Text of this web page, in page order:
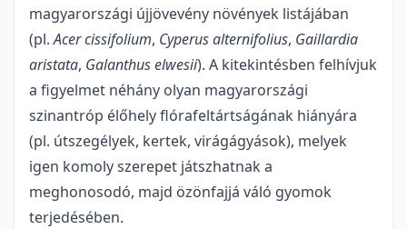
magyarországi új­jövevény növények listájában
(pl.Acer cissifolium, Cyperus alternifolius, Gaillardia
aristata, Galanthus elwesii). A kitekintésben felhívjuk
a figyelmet néhány olyan magyarországi
szinantróp élőhely flórafel­tártságának hiányára
(pl. útszegélyek, kertek, virágágyások), melyek
igen komoly szerepet játszhatnak a
meghonosodó, majd özönfajjá váló gyomok
terjedésében.